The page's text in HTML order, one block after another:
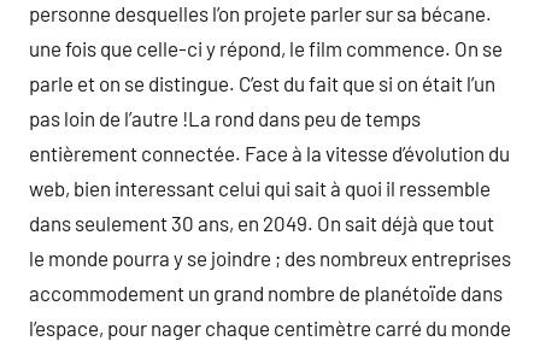
personne desquelles l’on projete parler sur sa bécane.
une fois que celle-ci y répond, le film commence. On se
parle et on se distingue. C’est du fait que si on était l’un
pas loin de l’autre !La rond dans peu de temps
entièrement connectée. Face à la vitesse d’évolution du
web, bien interessant celui qui sait à quoi il ressemble
dans seulement 30 ans, en 2049. On sait déjà que tout
le monde pourra y se joindre ; des nombreux entreprises
accommodement un grand nombre de planétoïde dans
l’espace, pour nager chaque centimètre carré du monde